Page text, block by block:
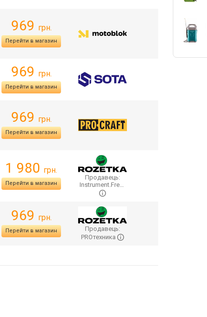
969 грн.
Перейти в магазин
969 грн.
Перейти в магазин
969 грн.
Перейти в магазин
1 980 грн.
Перейти в магазин
Продавець:
Instrument.Fre…
969 грн.
Перейти в магазин
Продавець:
PROтехника